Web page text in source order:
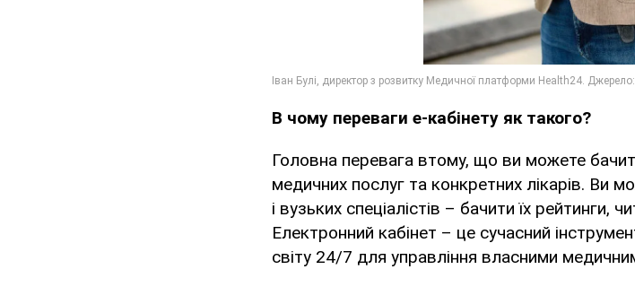
В чому переваги е-кабінету як такого?
Головна перевага втому, що ви можете
медичних послуг та конкретних лікарів. Ви
і вузьких спеціалістів – бачити їх рейтинги,
Електронний кабінет – це сучасний
світу 24/7 для управління власними